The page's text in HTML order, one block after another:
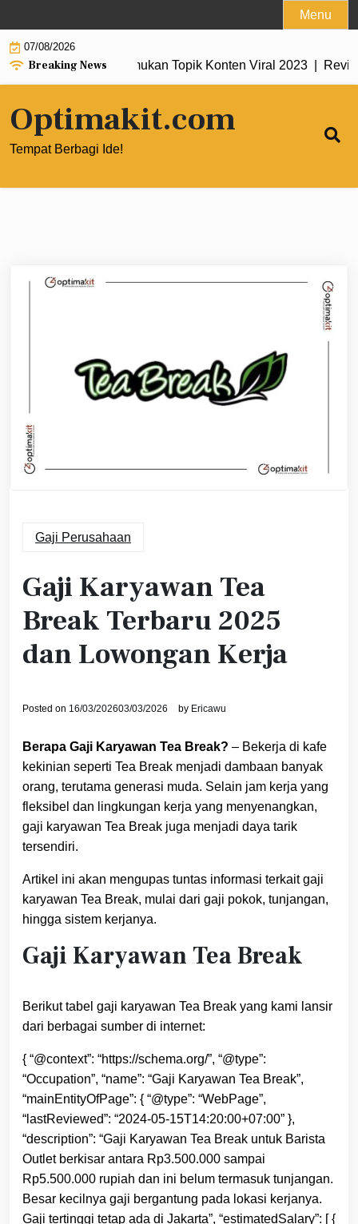
to
content
Menu
07/08/2026
Breaking News
untuk Menemukan Topik Konten Viral 2023 |Review
Optimakit.com
Tempat Berbagi Ide!
Gaji Perusahaan
Gaji Karyawan Tea
Break Terbaru 2025
dan Lowongan Kerja
Posted on 16/03/202603/03/2026 by Ericawu
Berapa Gaji Karyawan Tea Break? – Bekerja di kafe
kekinian seperti Tea Break menjadi dambaan banyak
orang, terutama generasi muda. Selain jam kerja yang
fleksibel dan lingkungan kerja yang menyenangkan,
gaji karyawan Tea Break juga menjadi daya tarik
tersendiri.
Artikel ini akan mengupas tuntas informasi terkait gaji
karyawan Tea Break, mulai dari gaji pokok, tunjangan,
hingga sistem kerjanya.
Gaji Karyawan Tea Break
Berikut tabel gaji karyawan Tea Break yang kami lansir
dari berbagai sumber di internet:
{ “@context”: “https://schema.org/”, “@type”:
“Occupation”, “name”: “Gaji Karyawan Tea Break”,
“mainEntityOfPage”: { “@type”: “WebPage”,
“lastReviewed”: “2024-05-15T14:20:00+07:00” },
“description”: “Gaji Karyawan Tea Break untuk Barista
Outlet berkisar antara Rp3.500.000 sampai
Rp5.500.000 rupiah dan ini belum termasuk tunjangan.
Besar kecilnya gaji bergantung pada lokasi kerjanya.
Gaji tertinggi tetap ada di Jakarta”, “estimatedSalary”: [ {